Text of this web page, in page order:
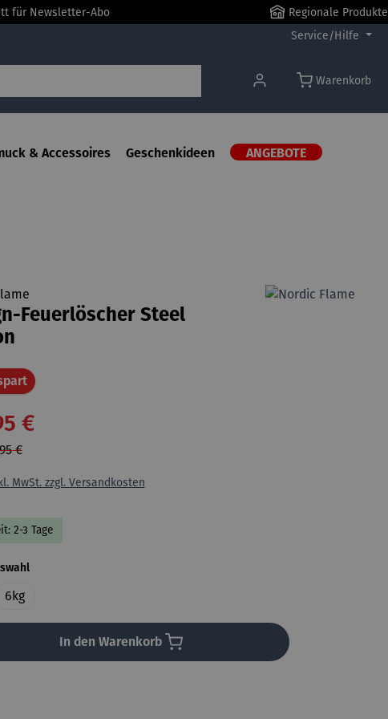
für Newsletter-Abo
Regionale Produkte
Service/Hilfe
Warenkorb
& Accessoires Geschenkideen ANGEBOTE
Feuerlöscher Steel
Rabatt
€
€
MwSt. zzgl. Versandkosten
2-3 Tage
auswählen
6kg
In den Warenkorb